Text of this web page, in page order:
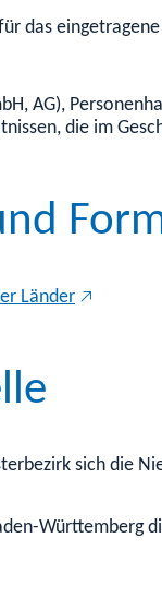
das
AG),
die im
Länder
sich die
Württemberg